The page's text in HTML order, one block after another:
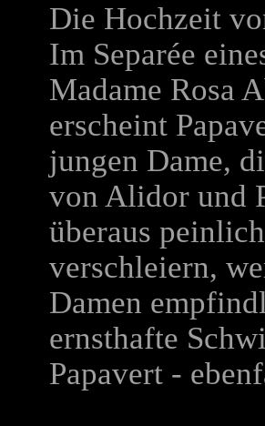
Die Hochzeit
Im Separée
Madame Rosa
erscheint
jungen Dame,
von Alidor und
überaus
verschleiern,
Damen
ernsthafte
Papavert -